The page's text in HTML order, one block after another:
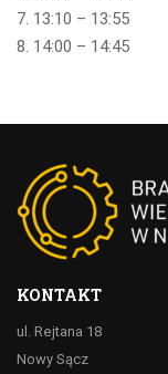
7. 13:10 – 13:55
8. 14:00 – 14:45
KONTAKT
ul. Rejtana 18
Nowy Sącz